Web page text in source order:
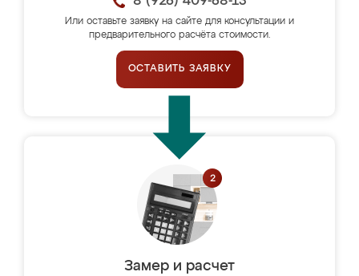
Или оставьте заявку на сайте для консультации и
предварительного расчёта стоимости.
ОСТАВИТЬ ЗАЯВКУ
Замер и расчет